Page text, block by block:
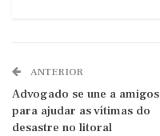
ANTERIOR
Advogado se une a amigos
para ajudar as vítimas do
desastre no litoral